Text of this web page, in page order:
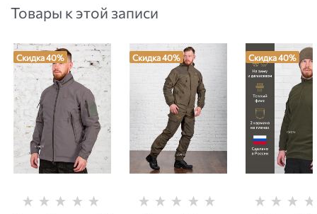
Товары к этой записи
Скидка 40% Скидка 40% Скидка 40%